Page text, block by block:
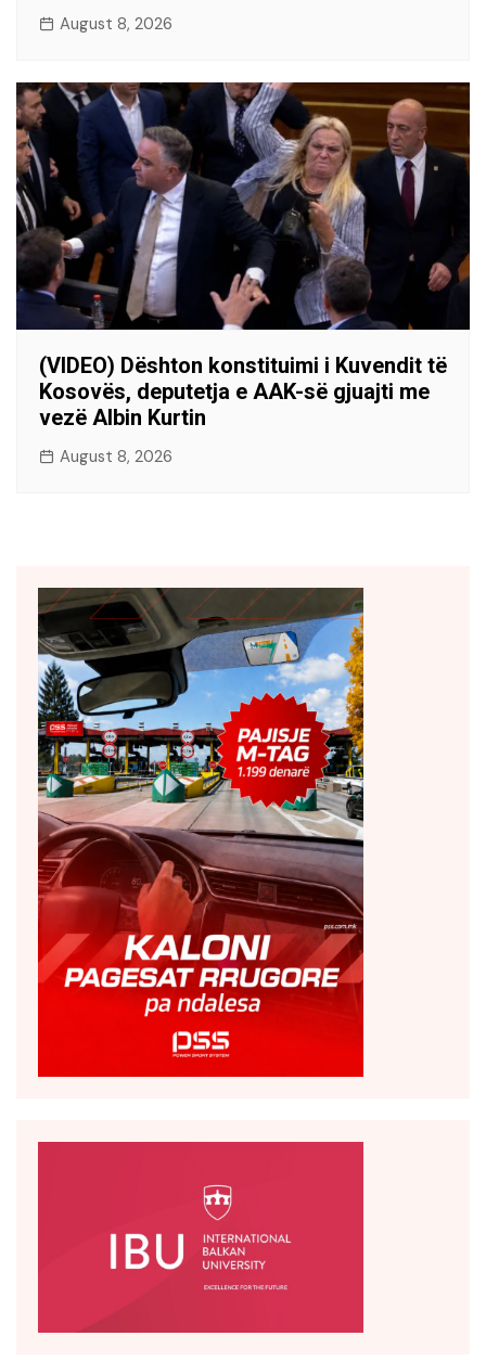
August 8, 2026
(VIDEO) Dështon konstituimi i Kuvendit të
Kosovës, deputetja e AAK-së gjuajti me
vezë Albin Kurtin
August 8, 2026